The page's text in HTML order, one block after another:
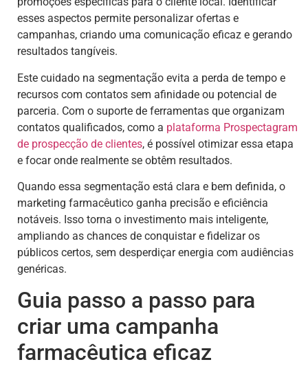
esses aspectos permite personalizar ofertas e
campanhas, criando uma comunicação eficaz e gerando
resultados tangíveis.
Este cuidado na segmentação evita a perda de tempo e
recursos com contatos sem afinidade ou potencial de
parceria. Com o suporte de ferramentas que organizam
contatos qualificados, como a plataforma Prospectagram
de prospecção de clientes, é possível otimizar essa etapa
e focar onde realmente se obtêm resultados.
Quando essa segmentação está clara e bem definida, o
marketing farmacêutico ganha precisão e eficiência
notáveis. Isso torna o investimento mais inteligente,
ampliando as chances de conquistar e fidelizar os
públicos certos, sem desperdiçar energia com audiências
genéricas.
Guia passo a passo para
criar uma campanha
farmacêutica eficaz